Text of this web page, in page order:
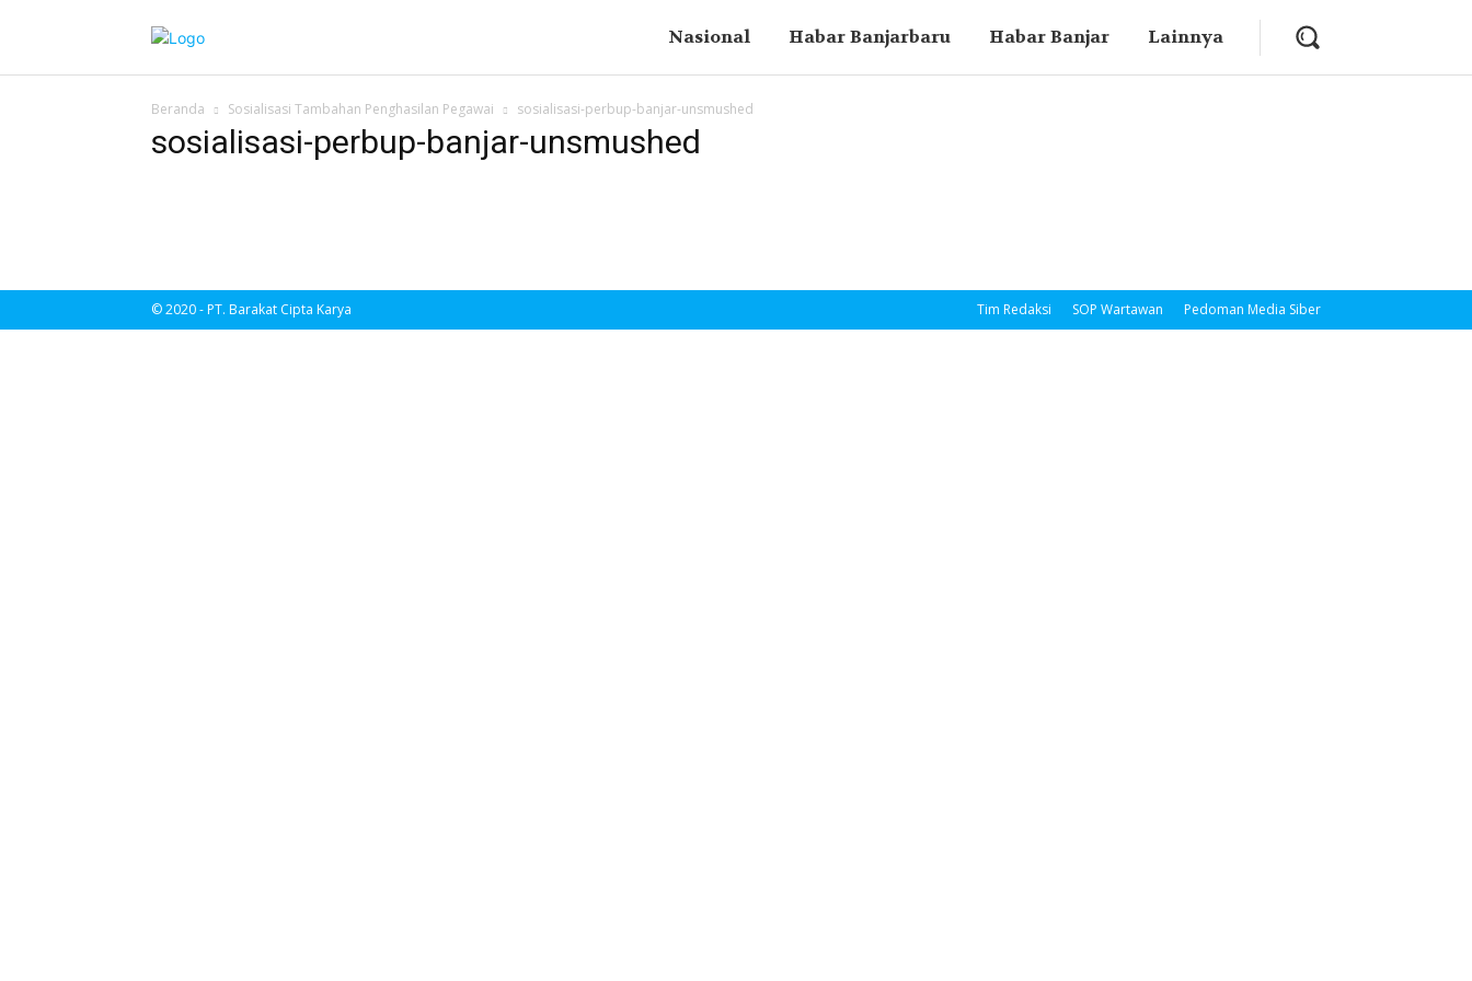
Nasional Habar Banjarbaru Habar Banjar Lainnya
Beranda Sosialisasi Tambahan Penghasilan Pegawai sosialisasi-perbup-banjar-unsmushed
sosialisasi-perbup-banjar-unsmushed
Tim Redaksi SOP Wartawan Pedoman Media Siber
© 2020 - PT. Barakat Cipta Karya